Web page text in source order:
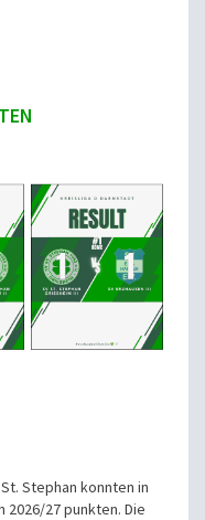
Stephan konnten in
27 punkten. Die